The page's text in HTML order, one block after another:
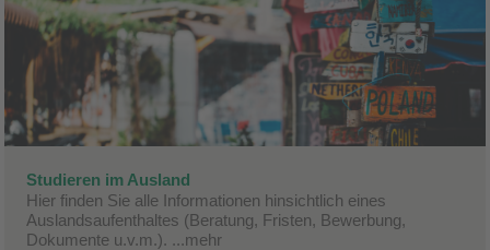
Studieren im Ausland
Hier finden Sie alle Informationen hinsichtlich eines
Auslandsaufenthaltes (Beratung, Fristen, Bewerbung,
Dokumente u.v.m.). ...mehr